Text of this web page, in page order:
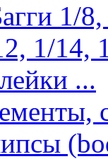
1/
1/14,
...